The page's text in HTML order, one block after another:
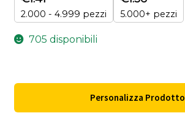
2.000 - 4.999 pezzi 5.000+ pezzi
705 disponibili
Personalizza Prodotto